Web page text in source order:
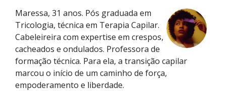
Maressa, 31 anos. Pós graduada em
Tricologia, técnica em Terapia Capilar.
Cabeleireira com expertise em crespos,
cacheados e ondulados. Professora de
formação técnica. Para ela, a transição capilar
marcou o início de um caminho de força,
empoderamento e liberdade.